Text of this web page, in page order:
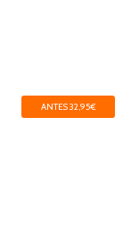
ANTES 32,95€